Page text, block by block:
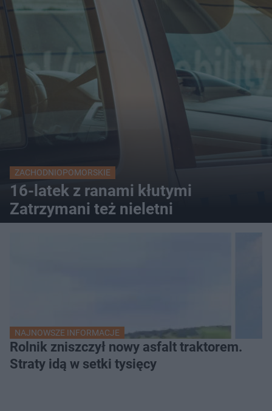
ZACHODNIOPOMORSKIE
16-latek z ranami kłutymi
Zatrzymani też nieletni
NAJNOWSZE INFORMACJE
Rolnik zniszczył nowy asfalt traktorem.
Straty idą w setki tysięcy